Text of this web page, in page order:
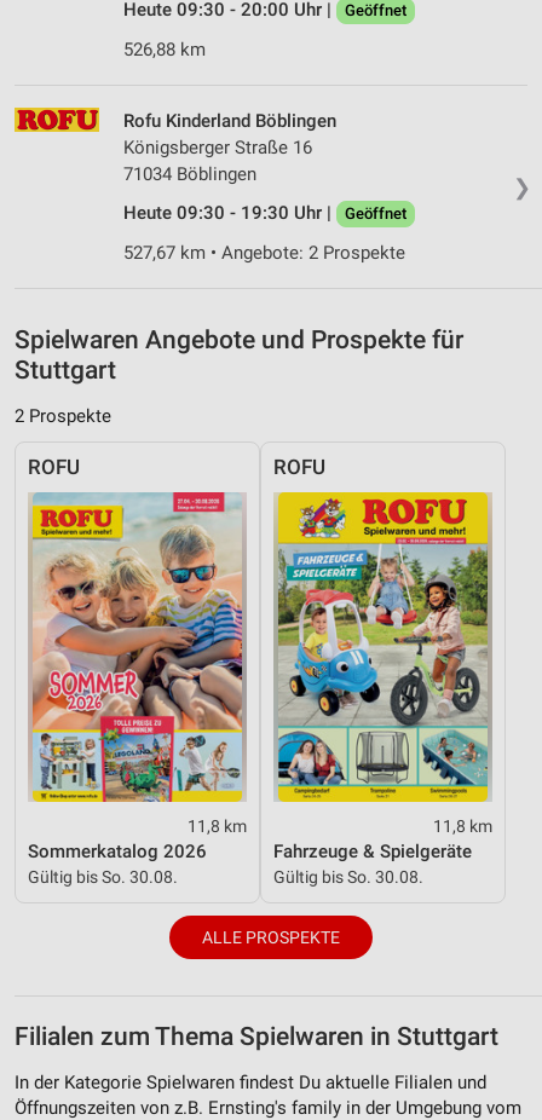
Heute 09:30 - 20:00 Uhr | Geöffnet
526,88 km
❯
Rofu Kinderland Böblingen
Königsberger Straße 16
71034 Böblingen
Heute 09:30 - 19:30 Uhr |
Geöffnet
527,67 km • Angebote: 2 Prospekte
Spielwaren Angebote und Prospekte für
Stuttgart
2 Prospekte
ROFU
11,8 km
Sommerkatalog 2026
Gültig bis So. 30.08.
ROFU
11,8 km
Fahrzeuge & Spielgeräte
Gültig bis So. 30.08.
ALLE PROSPEKTE
Filialen zum Thema Spielwaren in Stuttgart
In der Kategorie Spielwaren findest Du aktuelle Filialen und
Öffnungszeiten von z.B. Ernsting's family in der Umgebung vom
Verwendung reduzierter Daten zur Auswahl von
Verwendung genauer Standortdaten
Geräte anhand von aktiv angeforderten
Informationen identifizieren
Nicht-IAB-Verarbeitungszwecke:
Performance
Funktional